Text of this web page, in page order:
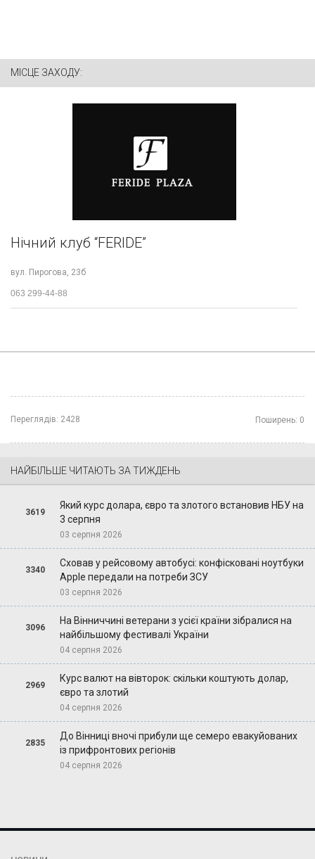
МІСЦЕ ЗАХОДУ:
Нічний клуб “FERIDE”
вул. Пирогова, 23б
063 299-44-88
Переглядів: 2428 Поширень: 0
НАЙБІЛЬШЕ ЧИТАЮТЬ ЗА ТИЖДЕНЬ
3619
Який курс долара, євро та злотого встановив НБУ на
3 серпня
03 серпня 2026
3340
Сховав у рейсовому автобусі: конфісковані ноутбуки
Apple передали на потреби ЗСУ
03 серпня 2026
3096
На Вінниччині ветерани з усієї країни зібралися на
найбільшому фестивалі України
04 серпня 2026
2969
Курс валют на вівторок: скільки коштують долар,
євро та злотий
04 серпня 2026
2835
До Вінниці вночі прибули ще семеро евакуйованих
із прифронтових регіонів
04 серпня 2026